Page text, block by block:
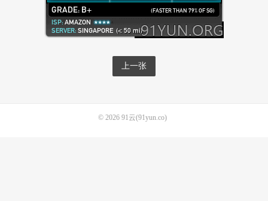
上一张
© 2026 91云(91yun.co)